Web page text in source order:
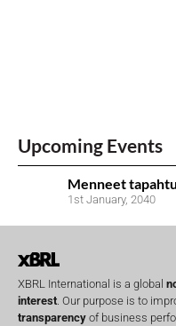
Upcoming Events
Menneet
1st January, 2040
XBRL International is a global
interest . Our purpose is to
transparency of business